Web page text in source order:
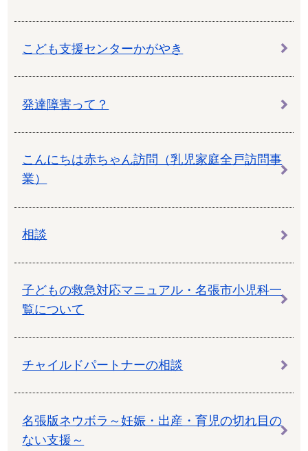
こども支援センターかがやき
発達障害って？
こんにちは赤ちゃん訪問（乳児家庭全戸訪問事
業）
相談
子どもの救急対応マニュアル・名張市小児科一
覧について
チャイルドパートナーの相談
名張版ネウボラ～妊娠・出産・育児の切れ目の
ない支援～